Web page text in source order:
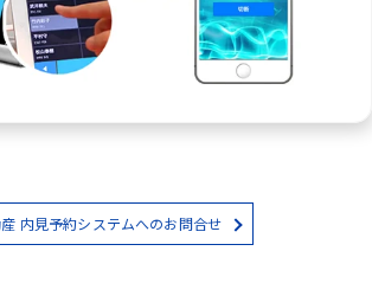
内見予約システムへのお問合せ